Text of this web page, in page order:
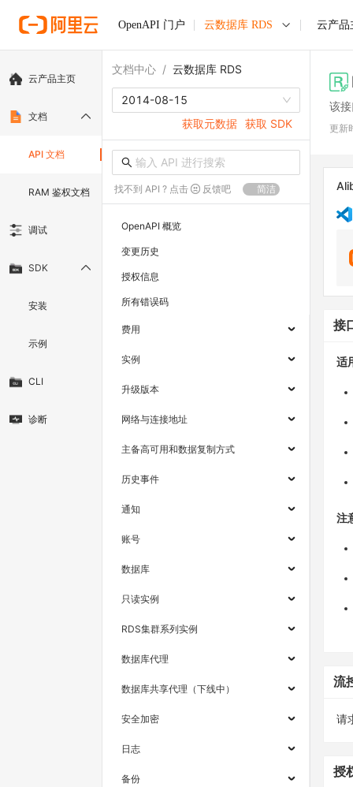
OpenAPI 门户 云数据库 RDS 云产品
云产品主页
文档
API 文档
RAM 鉴权文档
调试
SDK
安装
示例
CLI
诊断
文档中心 / 云数据库 RDS
2014-08-15
获取元数据 获取 SDK
找不到 API ? 点击 反馈吧 简洁
OpenAPI 概览
变更历史
授权信息
所有错误码
费用
实例
升级版本
网络与连接地址
主备高可用和数据复制方式
历史事件
通知
账号
数据库
只读实例
RDS集群系列实例
数据库代理
数据库共享代理（下线中）
安全加密
日志
备份
该
更新
接
适
注
流
请
授